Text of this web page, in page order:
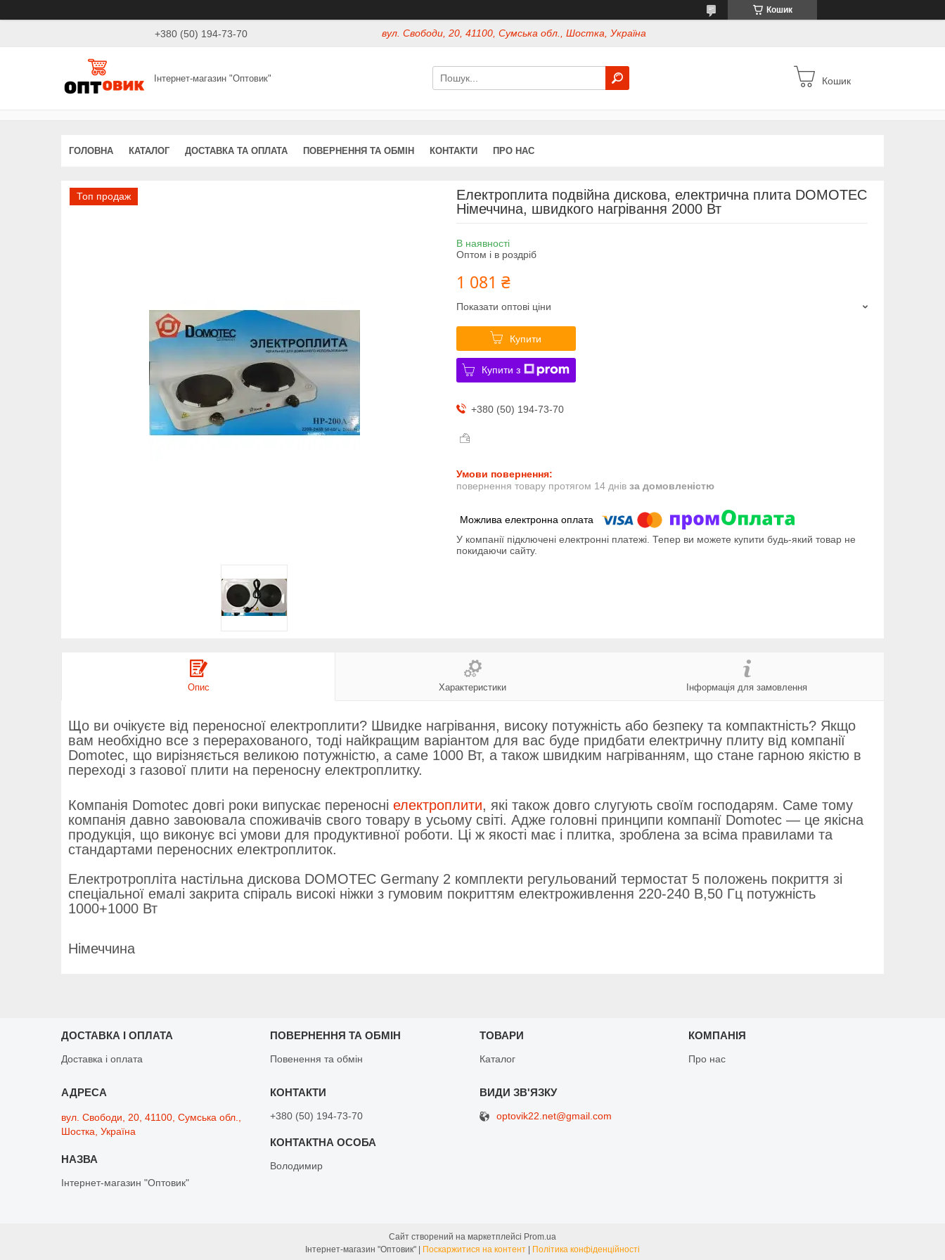
Кошик
+380 (50) 194-73-70 вул. Свободи, 20, 41100, Сумська обл., Шостка, Україна
Інтернет-магазин "Оптовик" Кошик
ГОЛОВНА КАТАЛОГ ДОСТАВКА ТА ОПЛАТА ПОВЕРНЕННЯ ТА ОБМІН КОНТАКТИ ПРО НАС
Топ продаж
Електроплита подвійна дискова, електрична плита DOMOTEC
Німеччина, швидкого нагрівання 2000 Вт
В наявності
Оптом і в роздріб
1 081 ₴
Показати оптові ціни
Купити
Купити з
+380 (50) 194-73-70
повернення товару протягом 14 днів за домовленістю
У компанії підключені електронні платежі. Тепер ви можете купити будь-який товар не
покидаючи сайту.
Опис Характеристики Інформація для замовлення
Що ви очікуєте від переносної електроплити? Швидке нагрівання, високу потужність або безпеку та компактність? Якщо
вам необхідно все з перерахованого, тоді найкращим варіантом для вас буде придбати електричну плиту від компанії
Domotec, що вирізняється великою потужністю, а саме 1000 Вт, а також швидким нагріванням, що стане гарною якістю в
переході з газової плити на переносну електроплитку.
Компанія Domotec довгі роки випускає переносні електроплити, які також довго слугують своїм господарям. Саме тому
компанія давно завоювала споживачів свого товару в усьому світі. Адже головні принципи компанії Domotec — це якісна
продукція, що виконує всі умови для продуктивної роботи. Ці ж якості має і плитка, зроблена за всіма правилами та
стандартами переносних електроплиток.
Електротропліта настільна дискова DOMOTEC Germany 2 комплекти регульований термостат 5 положень покриття зі
спеціальної емалі закрита спіраль високі ніжки з гумовим покриттям електроживлення 220-240 В,50 Гц потужність
1000+1000 Вт
Німеччина
ДОСТАВКА І ОПЛАТА
Доставка і оплата
ПОВЕРНЕННЯ ТА ОБМІН
Повенення та обмін
ТОВАРИ
Каталог
КОМПАНІЯ
Про нас
вул. Свободи, 20, 41100, Сумська обл.,
Шостка, Україна
Інтернет-магазин "Оптовик"
+380 (50) 194-73-70
Володимир
optovik22.net@gmail.com
Сайт створений на маркетплейсі Prom.ua
Поскаржитися на контент Політика конфіденційності